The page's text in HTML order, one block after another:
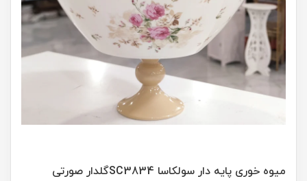
میوه خوری پایه دار سولکاسا SC3834گلدار صورتی